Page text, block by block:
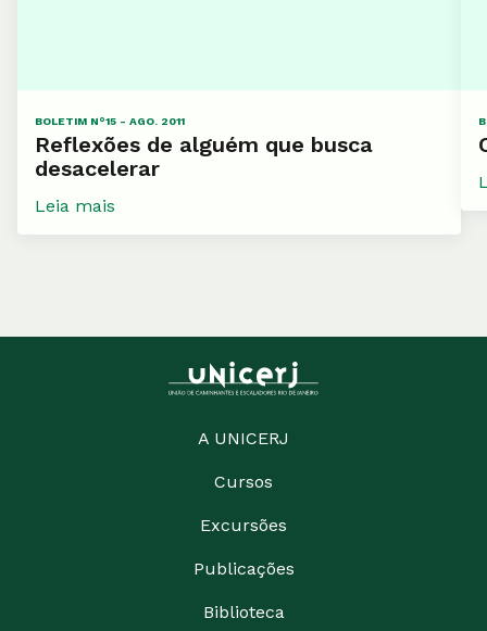
BOLETIM N°15 - AGO. 2011
Reflexões de alguém que busca
desacelerar
Leia mais
A UNICERJ
Cursos
Excursões
Publicações
Biblioteca